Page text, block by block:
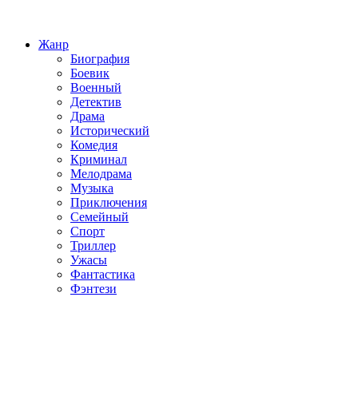
Жанр
Биография
Боевик
Военный
Детектив
Драма
Исторический
Комедия
Криминал
Мелодрама
Музыка
Приключения
Семейный
Спорт
Триллер
Ужасы
Фантастика
Фэнтези